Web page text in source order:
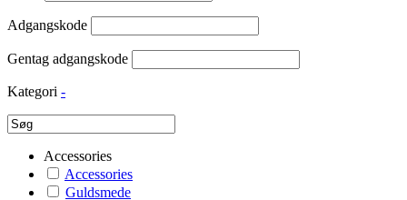
Adgangskode
Gentag adgangskode
Kategori -
Accessories
Accessories
Guldsmede